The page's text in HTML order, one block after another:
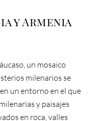
y Armenia
un mosaico
milenarios se
un entorno en el que
y paisajes
en roca, valles